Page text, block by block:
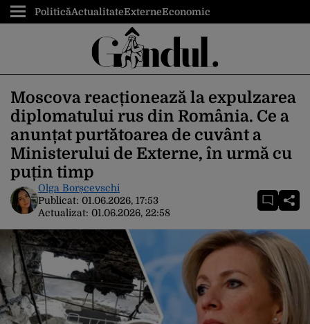
PoliticăActualitateExterneEconomic
Moscova reacționează la expulzarea
diplomatului rus din România. Ce a
anunțat purtătoarea de cuvânt a
Ministerului de Externe, în urmă cu
puțin timp
Olga Borșcevschi
Publicat: 01.06.2026, 17:53
Actualizat: 01.06.2026, 22:58